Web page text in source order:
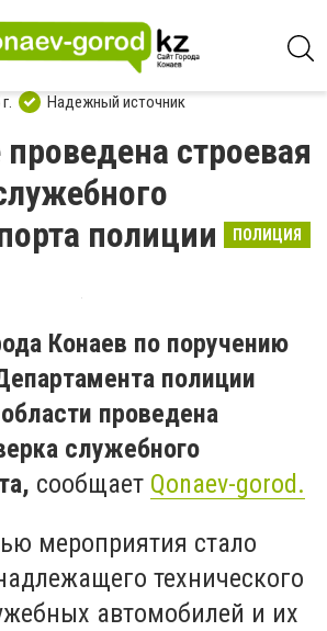
Надежный источник
строевая
полиции
ПОЛИЦИЯ
Конаев по поручению
полиции
проведена
служебного
сообщает Qonaev-gorod.
мероприятия стало
технического
автомобилей и их